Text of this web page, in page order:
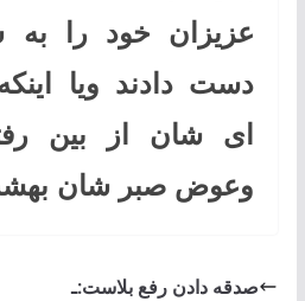
عزیزان خود را به
دست دادند ویا
ای شان از بین
وعوض صبر شان
صدقه دادن رفع بلاست:ـ